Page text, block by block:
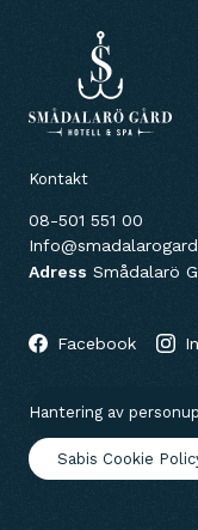
Kontakt
08-501 551 00
Adress Smådalarö
Facebook
Hantering av
Sabis Cookie